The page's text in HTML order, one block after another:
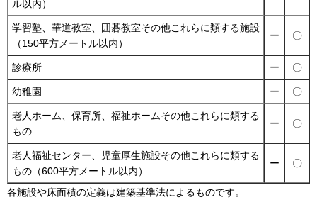
ル以内）
学習塾、華道教室、囲碁教室その他これらに類する施設
（150平方メートル以内）
ー 〇
診療所 ー 〇
幼稚園 ー 〇
老人ホーム、保育所、福祉ホームその他これらに類する
もの
ー 〇
老人福祉センター、児童厚生施設その他これらに類する
もの（600平方メートル以内）
ー 〇
各施設や床面積の定義は建築基準法によるものです。